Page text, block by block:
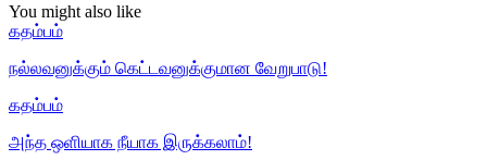
You might also like
கதம்பம்
நல்லவனுக்கும் கெட்டவனுக்குமான வேறுபாடு!
கதம்பம்
அந்த ஒளியாக நீயாக இருக்கலாம்!